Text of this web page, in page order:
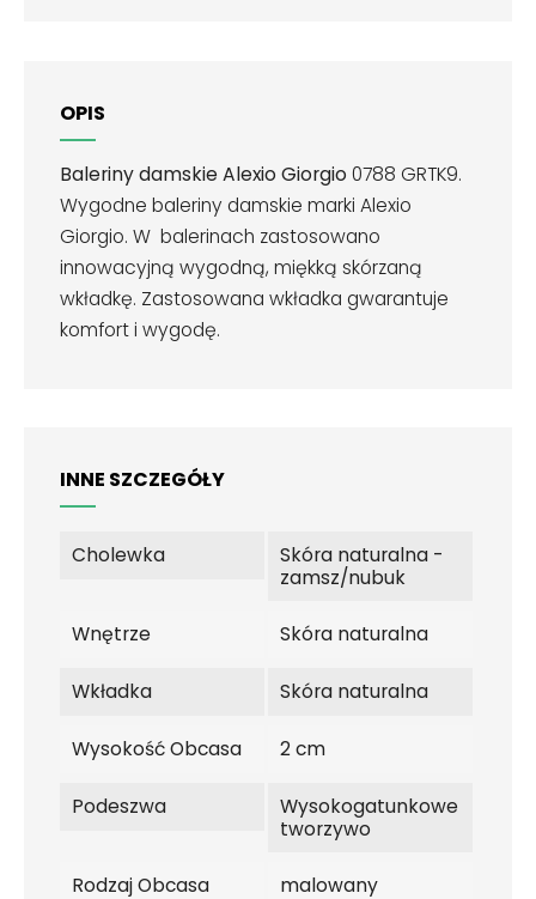
OPIS
Baleriny damskie Alexio Giorgio 0788 GRTK9.
Wygodne baleriny damskie marki Alexio
Giorgio. W balerinach zastosowano
innowacyjną wygodną, miękką skórzaną
wkładkę. Zastosowana wkładka gwarantuje
komfort i wygodę.
INNE SZCZEGÓŁY
Cholewka
Skóra naturalna -
zamsz/nubuk
Wnętrze Skóra naturalna
Wkładka Skóra naturalna
Wysokość Obcasa 2 cm
Podeszwa
Wysokogatunkowe
tworzywo
Rodzaj Obcasa malowany